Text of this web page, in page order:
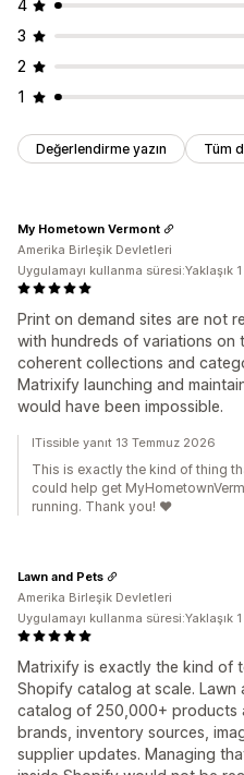
4
3
2
1
Değerlendirme yazın Tüm
Print on demand sites are not
with hundreds of variations on
coherent collections and
Matrixify launching and
would have been impossible.
My Hometown Vermont
Amerika Birleşik Devletleri
Uygulamayı kullanma süresi:Yaklaşık
ITissible yanıt 13 Temmuz 2026
This is exactly the kind of thing
could help get
running. Thank you! ❤️
Matrixify is exactly the kind of
Shopify catalog at scale.
catalog of 250,000+ products
brands, inventory sources,
supplier updates. Managing
Lawn and Pets
Amerika Birleşik Devletleri
Uygulamayı kullanma süresi:Yaklaşık